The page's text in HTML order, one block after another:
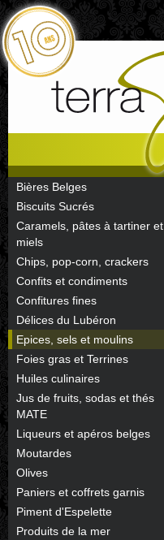
Bières Belges
Biscuits Sucrés
Caramels, pâtes à tartiner et
miels
Chips, pop-corn, crackers
Confits et condiments
Confitures fines
Délices du Lubéron
Epices, sels et moulins
Foies gras et Terrines
Huiles culinaires
Jus de fruits, sodas et thés
MATE
Liqueurs et apéros belges
Moutardes
Olives
Paniers et coffrets garnis
Piment d'Espelette
Produits de la mer